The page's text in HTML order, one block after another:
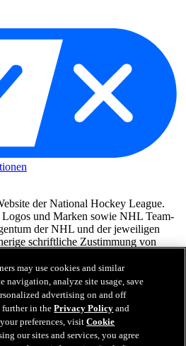
der National Hockey League.
und Marken sowie NHL Team-
der NHL und der jeweiligen
schriftliche Zustimmung von
NHL Team-Trikots, die mit den
Spieler versehen sind, sind offiziell
lizenziert. Die Wortmarke Zamboni
Eismaschine sind eingetragene
& Co., Inc.© Frank J.
Rechte vorbehalten. Alle andere
Dritter sind Eigentum der jeweiligen
may use cookies and similar
navigation, analyze site usage, save
advertising on and off
further in thePrivacy Policy and
your preferences, visitCookie
our sites and services, you agree